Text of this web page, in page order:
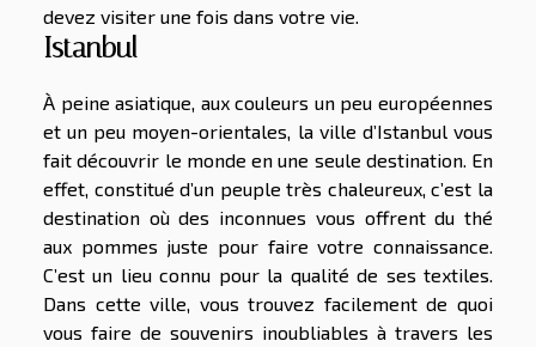
devez visiter une fois dans votre vie.
Istanbul
À peine asiatique, aux couleurs un peu européennes
et un peu moyen-orientales, la ville d’Istanbul vous
fait découvrir le monde en une seule destination. En
effet, constitué d’un peuple très chaleureux, c’est la
destination où des inconnues vous offrent du thé
aux pommes juste pour faire votre connaissance.
C’est un lieu connu pour la qualité de ses textiles.
Dans cette ville, vous trouvez facilement de quoi
vous faire de souvenirs inoubliables à travers les